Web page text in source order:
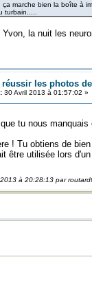
ça marche bien la boîte à
turbain.....
la nuit les
réussir les photos
30 Avril 2013 à 01:57:02 »
tu nous
! Tu obtiens de
être utilisée lors
à 20:28:13 par